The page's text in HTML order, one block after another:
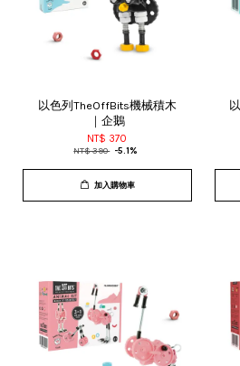
以色列TheOffBits機械積木
｜企鵝
NT$ 370
NT$ 390 -5.1%
加入購物車